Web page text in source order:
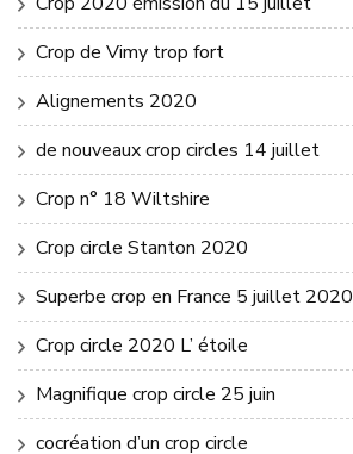
Crop de Vimy trop fort
Alignements 2020
de nouveaux crop circles 14 juillet
Crop n° 18 Wiltshire
Crop circle Stanton 2020
Superbe crop en France 5 juillet 2020
Crop circle 2020 L’ étoile
Magnifique crop circle 25 juin
cocréation d’un crop circle